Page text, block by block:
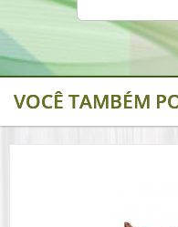
VOCÊ TAMBÉM